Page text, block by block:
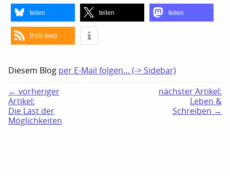
teilen teilen teilen
RSS-feed
Diesem Blog per E-Mail folgen… (-> Sidebar)
← vorheriger
Artikel:
Die Last der
Möglichkeiten
nächster Artikel:
Leben &
Schreiben →